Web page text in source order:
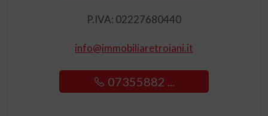
P.IVA: 02227680440
info@immobiliaretroiani.it
07355882 ...